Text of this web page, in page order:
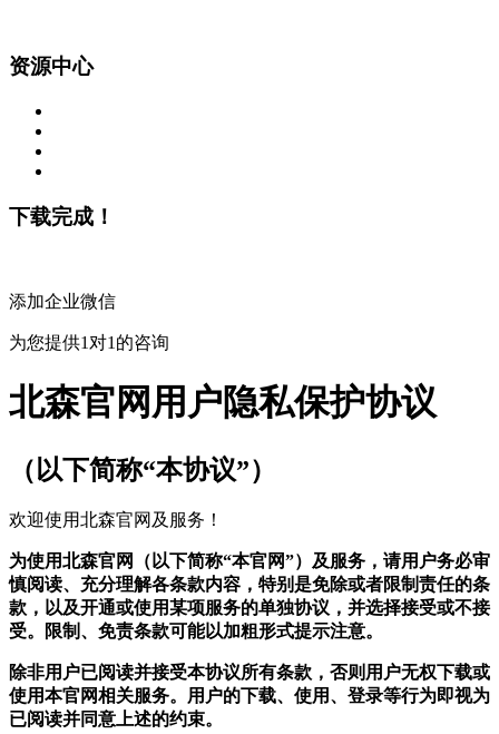
资源中心
下载完成！
添加企业微信
为您提供1对1的咨询
北森官网用户隐私保护协议
（以下简称“本协议”）
欢迎使用北森官网及服务！
为使用北森官网（以下简称“本官网”）及服务，请用户务必审
慎阅读、充分理解各条款内容，特别是免除或者限制责任的条
款，以及开通或使用某项服务的单独协议，并选择接受或不接
受。限制、免责条款可能以加粗形式提示注意。
除非用户已阅读并接受本协议所有条款，否则用户无权下载或
使用本官网相关服务。用户的下载、使用、登录等行为即视为
已阅读并同意上述的约束。